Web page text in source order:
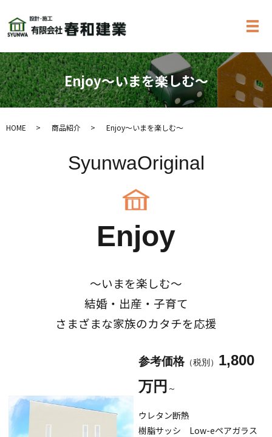
メ
Enjoy～いまを楽しむ～
HOME 商品紹介 Enjoy～いまを楽しむ～
SyunwaOriginal
Enjoy
～いまを楽しむ～
結婚・出産・子育て
さまざまな家族のカタチを応援
参考価格（税別） 1,800
万円 ～
ウレタン断熱
樹脂サッシ Low-eペアガラス